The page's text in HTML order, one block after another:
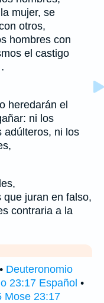
mujer, se
otros,
hombres con
el castigo
heredarán el
ni los
adúlteros, ni los
juran en falso,
contraria a la
• Deuteronomio
23:17 Español •
Mose 23:17